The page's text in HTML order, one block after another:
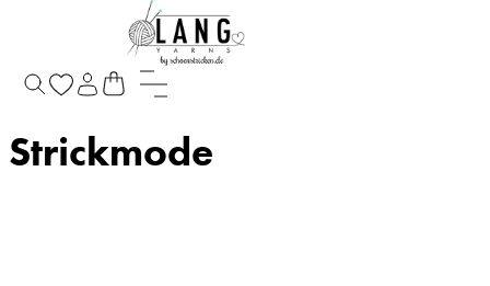
Anleitungen | Hefte /Strickmode
Strickmode